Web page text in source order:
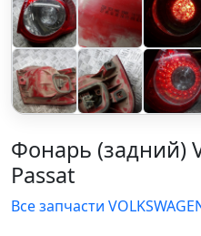
Фонарь (задний)
Passat
Все запчасти